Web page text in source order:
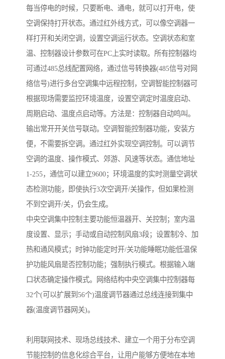
每当停电的时候，只要断电、通电，就可以打开电，使
空调保持打开状态。通过红外线方式，可以像空调器一
样打开和关闭空调，设置空调运行状态。空调状态和室
温、控制器设计参数可在PC上实时读取。所有控制器均
可通过485总线配置网络，通过信号转换器(485信号对网
络信号)进行多台空调集中远程控制，空调智能控制器可
根据现场需要监控环境温度，设置空调定时温度启动、
周期启动、温度点启动等。方法是：控制器自动鸣叫。
输出常开开关信号联动。空调智能控制器功能，安装方
便，不需要拆空调。通过红外实现空调控制。可以调节
空调的温度、操作模式、郊游、风速等状态。通信地址
1-255，通信可以建立9600；环境温度的实时测量空调状
态检测功能，即使执行3次空调开/关操作，但如果检测
不到空调开/关，仍会生成。
中央空调集中控制主要功能恒温器开、关控制；室内温
度设置、显示；手动或自动控制风扇3段；设置制冷、加
热和通风模式；时钟功能定时开/关功能睡眠功能低温保
护功能风扇是否控制功能；强制执行模式。根据输入端
口状态确定操作模式。网络结构中央空调集中控制器每
32个(可以扩展到56个)温度调节器通过总线连接到集中
器(温度调节器网关)。
利用联网技术、现场总线技术、建立一个用于分布空调
节能控制的信息化综合平台，让用户能够方便地在本地